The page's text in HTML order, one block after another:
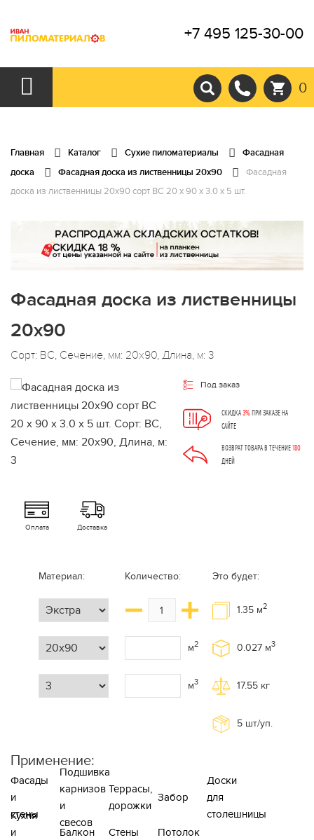
+7 495 125-30-00
0
Главная Каталог Сухие пиломатериалы
Фасадная
доска
Фасадная доска из лиственницы 20х90
Фасадная
доска из лиственницы 20х90 сорт ВС 20 x 90 x 3.0 x 5 шт.
Фасадная доска из лиственницы
20х90
Сорт: ВС, Сечение, мм: 20x90, Длина, м: 3
Под заказ
СКИДКА3%ПРИ ЗАКАЗЕ НА
САЙТЕ
ВОЗВРАТ ТОВАРА В ТЕЧЕНИЕ180
ДНЕЙ
Оплата Доставка
Материал: Количество:
м2
м3
Это будет:
1.35 м2
0.027 м3
17.55 кг
5 шт/уп.
Применение:
Фасады
и
стены
Подшивка
карнизов
и
свесов
Террасы,
дорожки
Забор
Доски
для
столешницы
Кухня
и
Балкон Стены Потолок